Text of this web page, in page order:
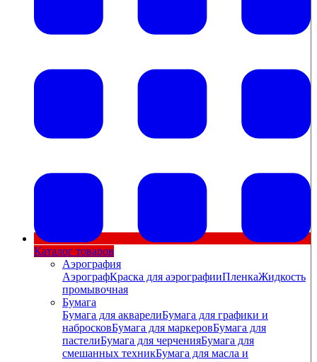
Каталог товаров
Аэрография
АэрографКраска для аэрографииПленкаЖидкость
промывочная
Бумага
Бумага для акварелиБумага для графики и
набросковБумага для маркеровБумага для
пастелиБумага для черченияБумага для
смешанных техникБумага для масла и